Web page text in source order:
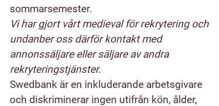
sommarsemester.
Vi har gjort vårt medieval för rekrytering och
undanber oss därför kontakt med
annonssäljare eller säljare av andra
rekryteringstjänster.
Swedbank är en inkluderande arbetsgivare
och diskriminerar ingen utifrån kön, ålder,